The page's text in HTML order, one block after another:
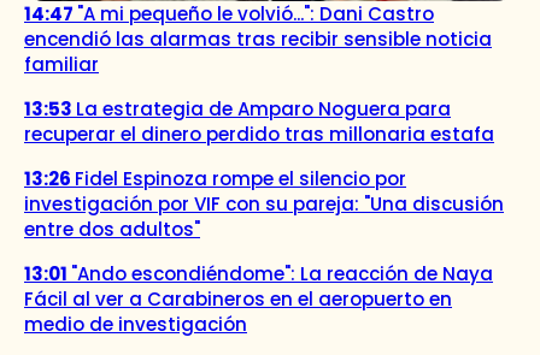
14:47 "A mi pequeño le volvió...": Dani Castro
encendió las alarmas tras recibir sensible noticia
familiar
13:53 La estrategia de Amparo Noguera para
recuperar el dinero perdido tras millonaria estafa
13:26 Fidel Espinoza rompe el silencio por
investigación por VIF con su pareja: "Una discusión
entre dos adultos"
13:01 "Ando escondiéndome": La reacción de Naya
Fácil al ver a Carabineros en el aeropuerto en
medio de investigación